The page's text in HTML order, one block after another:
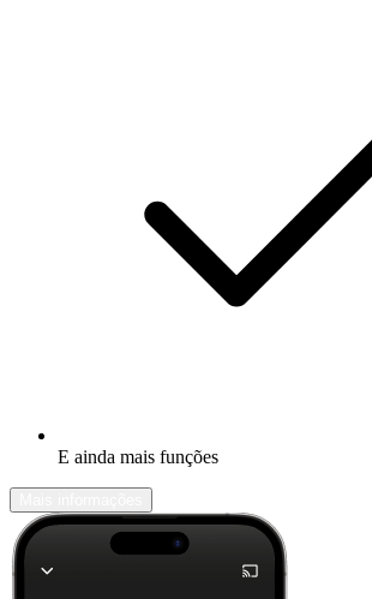
E ainda mais funções